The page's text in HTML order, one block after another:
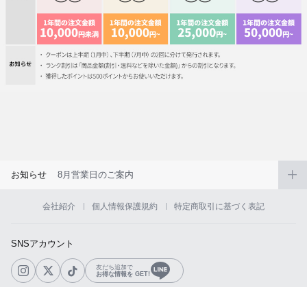
お知らせ 8月営業日のご案内
会社紹介 個人情報保護規約 特定商取引に基づく表記
SNSアカウント
友だち追加で
お得な情報を GET!